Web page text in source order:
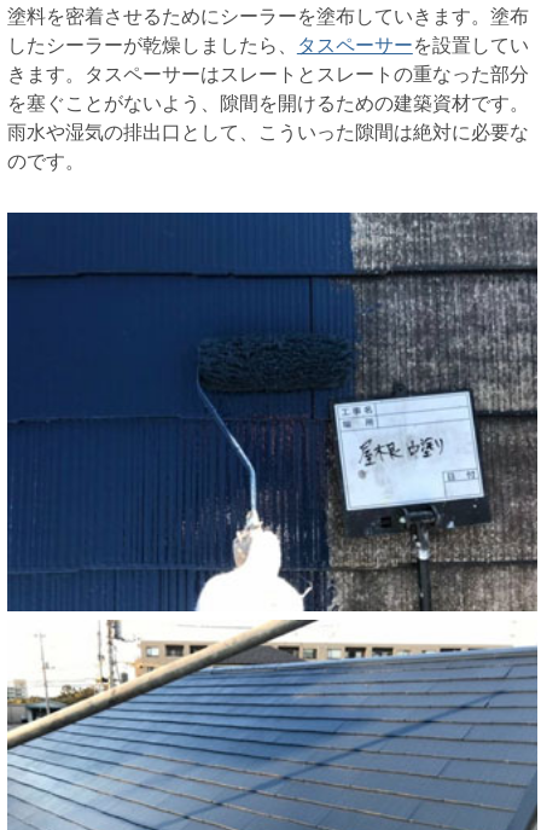
塗料を密着させるためにシーラーを塗布していきます。塗布
したシーラーが乾燥しましたら、
タスペーサーを設置してい
きます。タスペーサーはスレートとスレートの重なった部分
を塞ぐことがないよう、隙間を開けるための建築資材です。
雨水や湿気の排出口として、こういった隙間は絶対に必要な
のです。